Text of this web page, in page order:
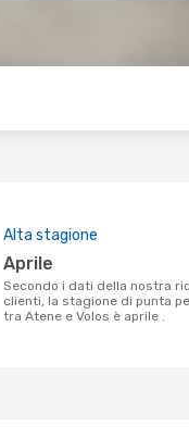
Alta stagione
aprile
Secondo i dati della nostra ricerca
clienti, la stagione di punta
tra Atene e Volos è aprile .